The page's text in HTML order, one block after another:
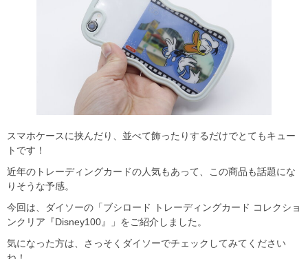
スマホケースに挟んだり、並べて飾ったりするだけでとてもキュー
トです！
近年のトレーディングカードの人気もあって、この商品も話題にな
りそうな予感。
今回は、ダイソーの「ブシロード トレーディングカード コレクショ
ンクリア『Disney100』」をご紹介しました。
気になった方は、さっそくダイソーでチェックしてみてください